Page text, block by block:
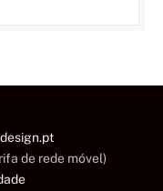
de rede móvel)